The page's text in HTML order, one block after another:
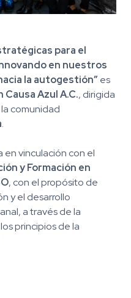
para el
en nuestros
la autogestión” es
Causa Azul A.C., dirigida
comunidad
.
en vinculación con el
y Formación en
, con el propósito de
y el desarrollo
a través de la
principios de la